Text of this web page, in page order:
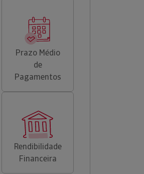
Prazo Médio
de
Pagamentos
Rendibilidade
Financeira